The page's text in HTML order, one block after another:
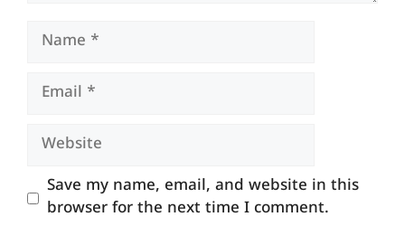
Name
Email
Website
Save my name, email, and website in this
browser for the next time I comment.